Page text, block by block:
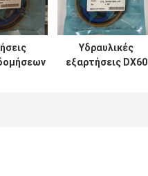
Υδραυλικές
εξαρτήσεις DX60